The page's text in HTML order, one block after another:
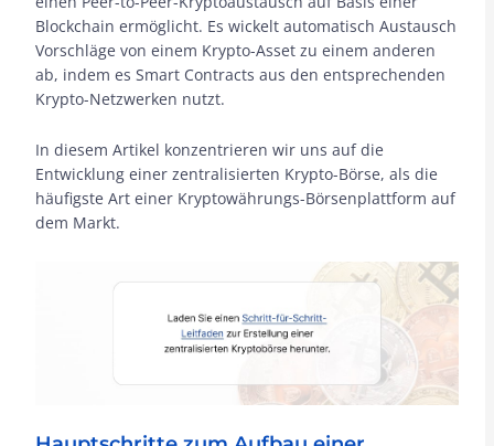
Blockchain ermöglicht. Es wickelt automatisch Austausch
Vorschläge von einem Krypto-Asset zu einem anderen
ab, indem es Smart Contracts aus den entsprechenden
Krypto-Netzwerken nutzt.
In diesem Artikel konzentrieren wir uns auf die
Entwicklung einer zentralisierten Krypto-Börse, als die
häufigste Art einer Kryptowährungs-Börsenplattform auf
dem Markt.